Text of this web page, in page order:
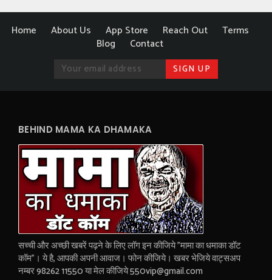
Home About Us App Store Reach Out
Terms
Blog
Contact
BEHIND MAMA KA DHAMAKA
सच्ची और अच्छी खबरें पढ़ने के लिए लॉग इन कीजिये "मामा का धमाका डॉट
कॉम"। ये है, आपकी अपनी आवाज। फोन कीजिये। खबर भेजिये वाट्सअप
नम्बर 98262 11550 या मेल कीजिये 550vip@gmail.com